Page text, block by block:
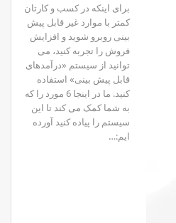
برای اینکه در کسب و کارتان
کمتر با موارد غیر قابل پیش
بینی روبرو شوید و افزایش
فروش را تجربه کنید، می
توانید از سیستم «درآمدهای
قابل پیش بینی» استفاده
کنید. ما در اینجا 6 مورد را که
به شما کمک می کند تا این
سیستم را پیاده کنید آورده
ایم:…